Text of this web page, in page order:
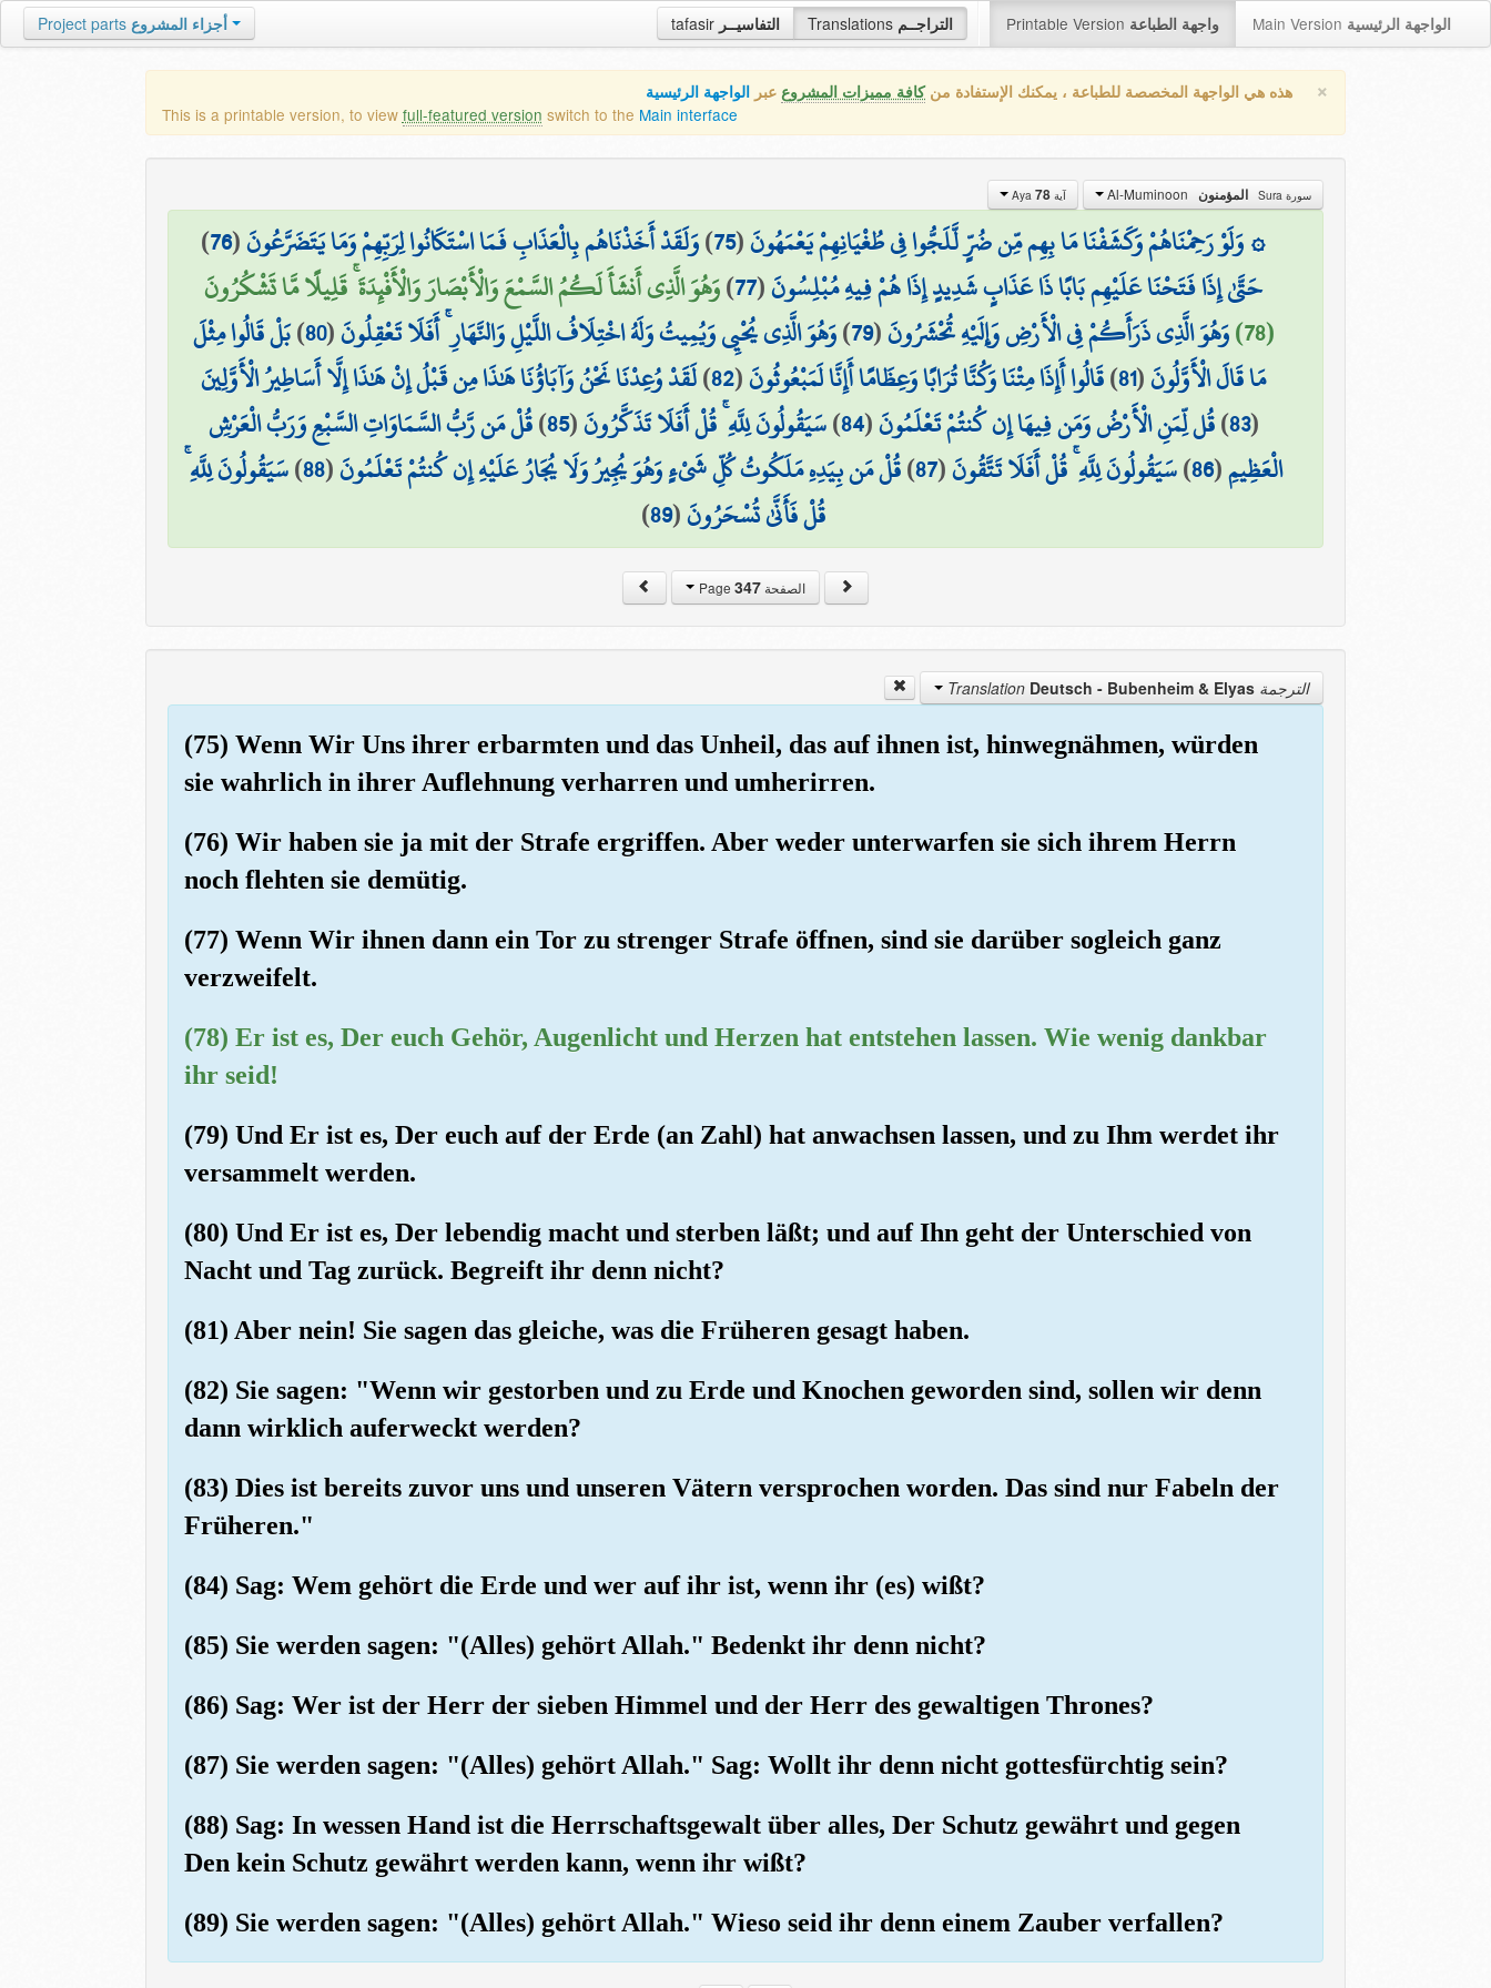
tafasir التفاسيــر Translations التراجــم Printable Version واجهة الطباعة Main Version الواجهة الرئيسية Project parts أجزاء المشروع
× هذه هي الواجهة المخصصة للطباعة ، يمكنك الإستفادة منكافة مميزات المشروع عبر الواجهة الرئيسية
This is a printable version, to view full-featured version switch to the Main interface
سورة Sura المؤمنون آية Aya 78
۞ وَلَوْ رَحِمْنَاهُمْ وَكَشَفْنَا مَا بِهِم مِّن ضُرٍّ لَّلَجُّوا فِي طُغْيَانِهِمْ يَعْمَهُونَ(
75
)وَلَقَدْ أَخَذْنَاهُم بِالْعَذَابِ فَمَا اسْتَكَانُوا لِرَبِّهِمْ وَمَا يَتَضَرَّعُونَ(
76
)
حَتَّىٰ إِذَا فَتَحْنَا عَلَيْهِم بَابًا ذَا عَذَابٍ شَدِيدٍ إِذَا هُمْ فِيهِ مُبْلِسُونَ(
77
)وَهُوَ الَّذِي أَنشَأَ لَكُمُ السَّمْعَ وَالْأَبْصَارَ وَالْأَفْئِدَةَ ۚ قَلِيلًا مَّا تَشْكُرُونَ
(78)
وَهُوَ الَّذِي ذَرَأَكُمْ فِي الْأَرْضِ وَإِلَيْهِ تُحْشَرُونَ(
79
)وَهُوَ الَّذِي يُحْيِي وَيُمِيتُ وَلَهُ اخْتِلَافُ اللَّيْلِ وَالنَّهَارِ ۚ أَفَلَا تَعْقِلُونَ(
80
)بَلْ قَالُوا مِثْلَ
مَا قَالَ الْأَوَّلُونَ(
81
)قَالُوا أَإِذَا مِتْنَا وَكُنَّا تُرَابًا وَعِظَامًا أَإِنَّا لَمَبْعُوثُونَ(
82
)لَقَدْ وُعِدْنَا نَحْنُ وَآبَاؤُنَا هَٰذَا مِن قَبْلُ إِنْ هَٰذَا إِلَّا أَسَاطِيرُ الْأَوَّلِينَ
(
83
)قُل لِّمَنِ الْأَرْضُ وَمَن فِيهَا إِن كُنتُمْ تَعْلَمُونَ(
84
)سَيَقُولُونَ لِلَّهِ ۚ قُلْ أَفَلَا تَذَكَّرُونَ(
85
)قُلْ مَن رَّبُّ السَّمَاوَاتِ السَّبْعِ وَرَبُّ الْعَرْشِ
الْعَظِيمِ(
86
)سَيَقُولُونَ لِلَّهِ ۚ قُلْ أَفَلَا تَتَّقُونَ(
87
)قُلْ مَن بِيَدِهِ مَلَكُوتُ كُلِّ شَيْءٍ وَهُوَ يُجِيرُ وَلَا يُجَارُ عَلَيْهِ إِن كُنتُمْ تَعْلَمُونَ(
88
)سَيَقُولُونَ لِلَّهِ ۚ
قُلْ فَأَنَّىٰ تُسْحَرُونَ(
89
)
الصفحة Page347
الترجمة Translation Deutsch - Bubenheim & Elyas
(75) Wenn Wir Uns ihrer erbarmten und das Unheil, das auf ihnen ist, hinwegnähmen, würden
sie wahrlich in ihrer Auflehnung verharren und umherirren.
(76) Wir haben sie ja mit der Strafe ergriffen. Aber weder unterwarfen sie sich ihrem Herrn
noch flehten sie demütig.
(77) Wenn Wir ihnen dann ein Tor zu strenger Strafe öffnen, sind sie darüber sogleich ganz
verzweifelt.
(78) Er ist es, Der euch Gehör, Augenlicht und Herzen hat entstehen lassen. Wie wenig dankbar
ihr seid!
(79) Und Er ist es, Der euch auf der Erde (an Zahl) hat anwachsen lassen, und zu Ihm werdet ihr
versammelt werden.
(80) Und Er ist es, Der lebendig macht und sterben läßt; und auf Ihn geht der Unterschied von
Nacht und Tag zurück. Begreift ihr denn nicht?
(81) Aber nein! Sie sagen das gleiche, was die Früheren gesagt haben.
(82) Sie sagen: "Wenn wir gestorben und zu Erde und Knochen geworden sind, sollen wir denn
dann wirklich auferweckt werden?
(83) Dies ist bereits zuvor uns und unseren Vätern versprochen worden. Das sind nur Fabeln der
Früheren."
(84) Sag: Wem gehört die Erde und wer auf ihr ist, wenn ihr (es) wißt?
(85) Sie werden sagen: "(Alles) gehört Allah." Bedenkt ihr denn nicht?
(86) Sag: Wer ist der Herr der sieben Himmel und der Herr des gewaltigen Thrones?
(87) Sie werden sagen: "(Alles) gehört Allah." Sag: Wollt ihr denn nicht gottesfürchtig sein?
(88) Sag: In wessen Hand ist die Herrschaftsgewalt über alles, Der Schutz gewährt und gegen
Den kein Schutz gewährt werden kann, wenn ihr wißt?
(89) Sie werden sagen: "(Alles) gehört Allah." Wieso seid ihr denn einem Zauber verfallen?